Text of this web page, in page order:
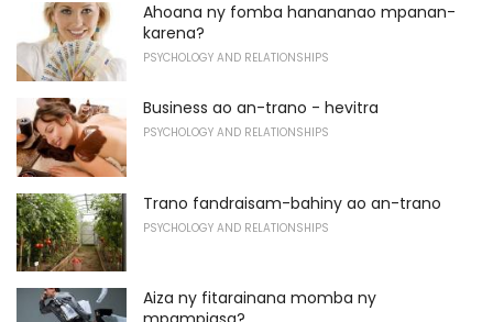
Ahoana ny fomba hanananao mpanan-
karena?
PSYCHOLOGY AND RELATIONSHIPS
Business ao an-trano - hevitra
PSYCHOLOGY AND RELATIONSHIPS
Trano fandraisam-bahiny ao an-trano
PSYCHOLOGY AND RELATIONSHIPS
Aiza ny fitarainana momba ny